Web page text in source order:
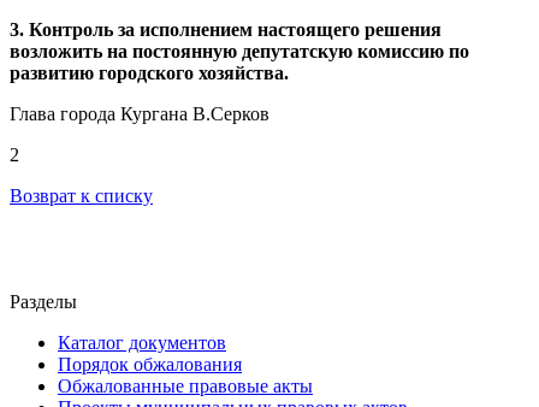
3. Контроль за исполнением настоящего решения
возложить на постоянную депутатскую комиссию по
развитию городского хозяйства.
Глава города Кургана В.Серков
2
Возврат к списку
Разделы
Каталог документов
Порядок обжалования
Обжалованные правовые акты